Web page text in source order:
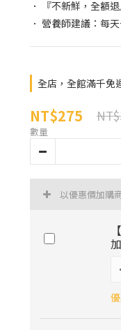
． 『不新鮮，全額
． 營養師建議：每
全店，全館滿千免
NT$275
數量
以優惠價加購